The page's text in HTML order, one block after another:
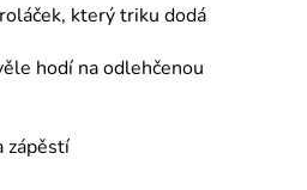
který triku dodá
hodí na odlehčenou
zápěstí